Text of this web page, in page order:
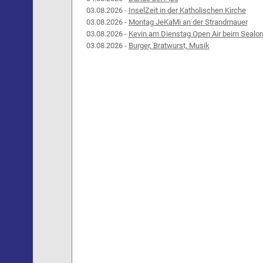
03.08.2026 - InselZeit in der Katholischen Kirche
03.08.2026 - Montag JeKaMi an der Strandmauer
03.08.2026 - Kevin am Dienstag Open Air beim
03.08.2026 - Burger, Bratwurst, Musik